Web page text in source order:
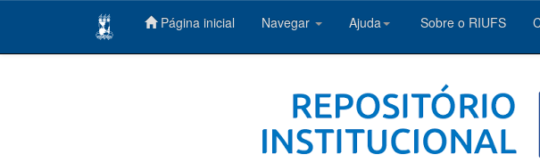
Página inicial Navegar Ajuda Sobre o RIUFS